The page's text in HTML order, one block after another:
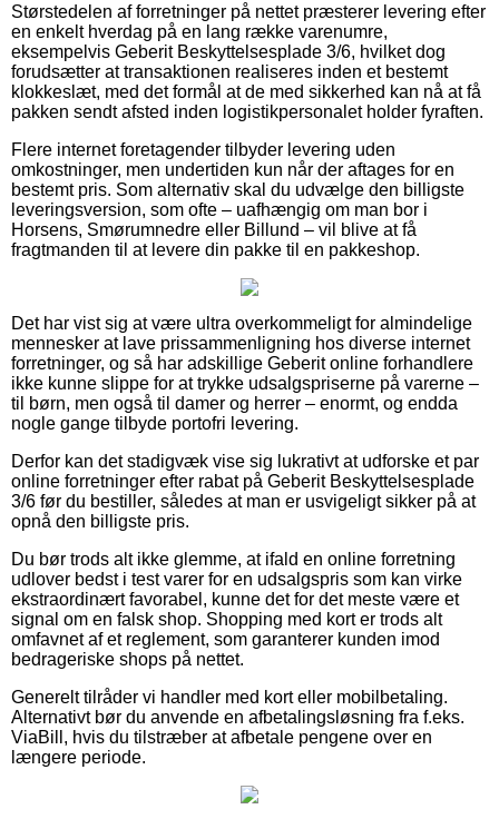
Størstedelen af forretninger på nettet præsterer levering efter
en enkelt hverdag på en lang række varenumre,
eksempelvis Geberit Beskyttelsesplade 3/6, hvilket dog
forudsætter at transaktionen realiseres inden et bestemt
klokkeslæt, med det formål at de med sikkerhed kan nå at få
pakken sendt afsted inden logistikpersonalet holder fyraften.
Flere internet foretagender tilbyder levering uden
omkostninger, men undertiden kun når der aftages for en
bestemt pris. Som alternativ skal du udvælge den billigste
leveringsversion, som ofte – uafhængig om man bor i
Horsens, Smørumnedre eller Billund – vil blive at få
fragtmanden til at levere din pakke til en pakkeshop.
Det har vist sig at være ultra overkommeligt for almindelige
mennesker at lave prissammenligning hos diverse internet
forretninger, og så har adskillige Geberit online forhandlere
ikke kunne slippe for at trykke udsalgspriserne på varerne –
til børn, men også til damer og herrer – enormt, og endda
nogle gange tilbyde portofri levering.
Derfor kan det stadigvæk vise sig lukrativt at udforske et par
online forretninger efter rabat på Geberit Beskyttelsesplade
3/6 før du bestiller, således at man er usvigeligt sikker på at
opnå den billigste pris.
Du bør trods alt ikke glemme, at ifald en online forretning
udlover bedst i test varer for en udsalgspris som kan virke
ekstraordinært favorabel, kunne det for det meste være et
signal om en falsk shop. Shopping med kort er trods alt
omfavnet af et reglement, som garanterer kunden imod
bedrageriske shops på nettet.
Generelt tilråder vi handler med kort eller mobilbetaling.
Alternativt bør du anvende en afbetalingsløsning fra f.eks.
ViaBill, hvis du tilstræber at afbetale pengene over en
længere periode.